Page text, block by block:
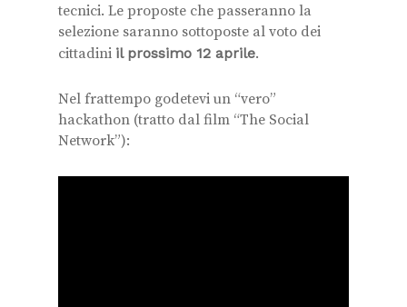
tecnici. Le proposte che passeranno la
selezione saranno sottoposte al voto dei
cittadini il prossimo 12 aprile.
Nel frattempo godetevi un “vero”
hackathon (tratto dal film “The Social
Network”):